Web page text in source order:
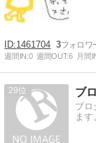
1461704 3
週間IN:0 週間OUT:6 月間
29 ブ
ブロ
ま